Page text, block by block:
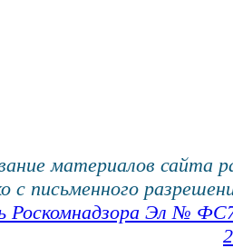
материалов сайта
с письменного
Роскомнадзора Эл №